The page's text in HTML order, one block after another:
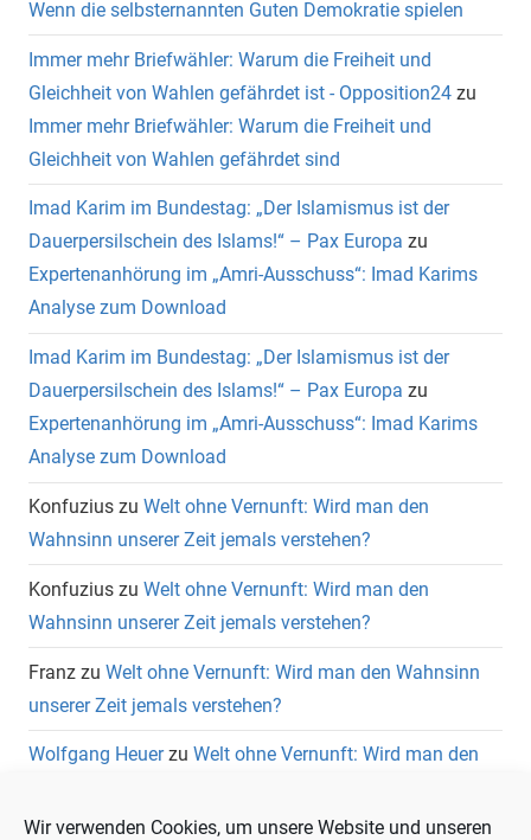
Wir verwenden Cookies, um unsere Website und unseren
Wenn die selbsternannten Guten Demokratie spielen
Immer mehr Briefwähler: Warum die Freiheit und
Gleichheit von Wahlen gefährdet ist - Opposition24 zu
Immer mehr Briefwähler: Warum die Freiheit und
Gleichheit von Wahlen gefährdet sind
Imad Karim im Bundestag: „Der Islamismus ist der
Dauerpersilschein des Islams!“ – Pax Europa zu
Expertenanhörung im „Amri-Ausschuss“: Imad Karims
Analyse zum Download
Imad Karim im Bundestag: „Der Islamismus ist der
Dauerpersilschein des Islams!“ – Pax Europa zu
Expertenanhörung im „Amri-Ausschuss“: Imad Karims
Analyse zum Download
Konfuzius zu Welt ohne Vernunft: Wird man den
Wahnsinn unserer Zeit jemals verstehen?
Konfuzius zu Welt ohne Vernunft: Wird man den
Wahnsinn unserer Zeit jemals verstehen?
Franz zu Welt ohne Vernunft: Wird man den Wahnsinn
unserer Zeit jemals verstehen?
Wolfgang Heuerzu Welt ohne Vernunft: Wird man den